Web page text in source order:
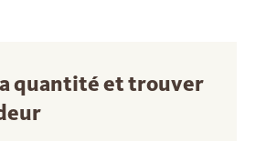
quantité et trouver